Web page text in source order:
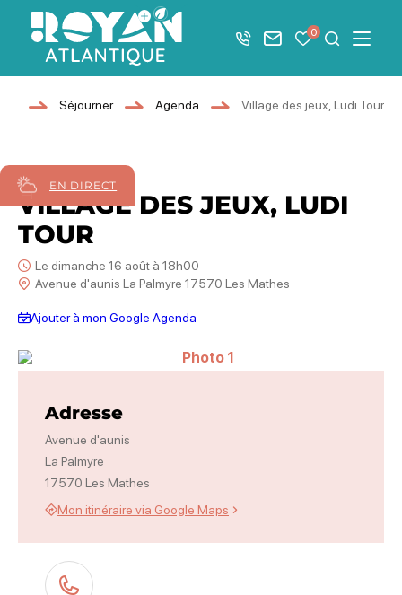
Afficher la barre de navigation du mode éco
Royan Atlantique
+33 5 46 08 21 00
Nous contacter
Mes favoris
0 JeMenu
Séjourner Agenda Village des jeux, Ludi Tour
EN DIRECT
16 août 2026
VILLAGE DES JEUX, LUDI
TOUR
Le dimanche 16 août à 18h00
Avenue d'aunis La Palmyre 17570 Les Mathes
Ajouter à mon Google Agenda
Photo 1
Adresse
Avenue d'aunis
La Palmyre
17570 Les Mathes
Mon itinéraire via Google Maps